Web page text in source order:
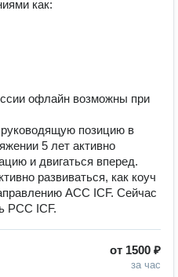
как:
офлайн возможны при
позицию в
5 лет активно
и двигаться вперед.
развиваться, как коуч
ACC ICF. Сейчас
PCC ICF.
от 1500 ₽
за час